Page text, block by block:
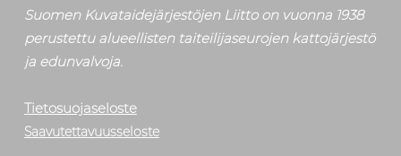
Suomen Kuvataidejärjestöjen Liitto on vuonna 1938
perustettu alueellisten taiteilijaseurojen kattojärjestö
ja edunvalvoja.
Tietosuojaseloste
Saavutettavuusseloste